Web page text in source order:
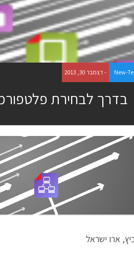
New- - דצמבר 30, 2013
בדרך לבחירת
ארו ישראל